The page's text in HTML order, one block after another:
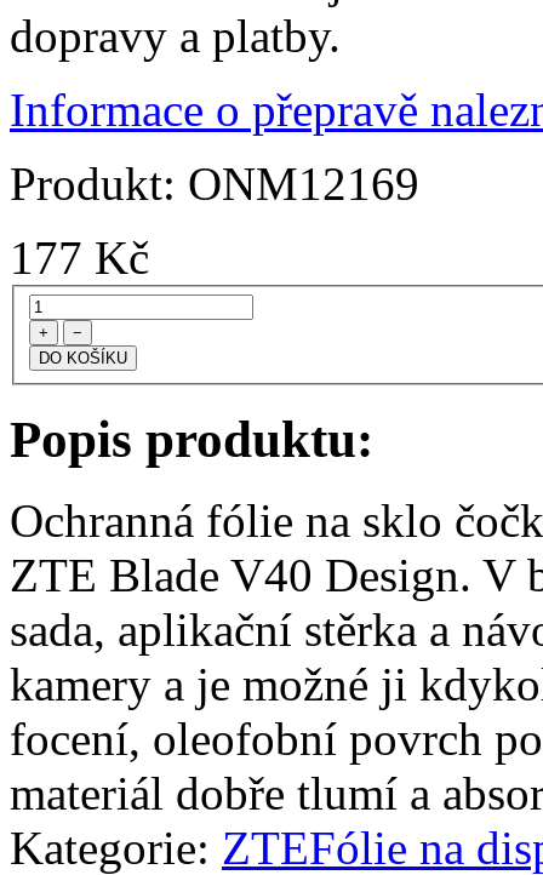
dopravy a platby.
Informace o přepravě
Produkt: ONM12169
177 Kč
+ −
Popis produktu:
Ochranná fólie na sklo
ZTE Blade V40 Design. V
sada, aplikační stěrka a
kamery a je možné ji
focení, oleofobní povrch
materiál dobře tlumí a
Kategorie: ZTEFólie na